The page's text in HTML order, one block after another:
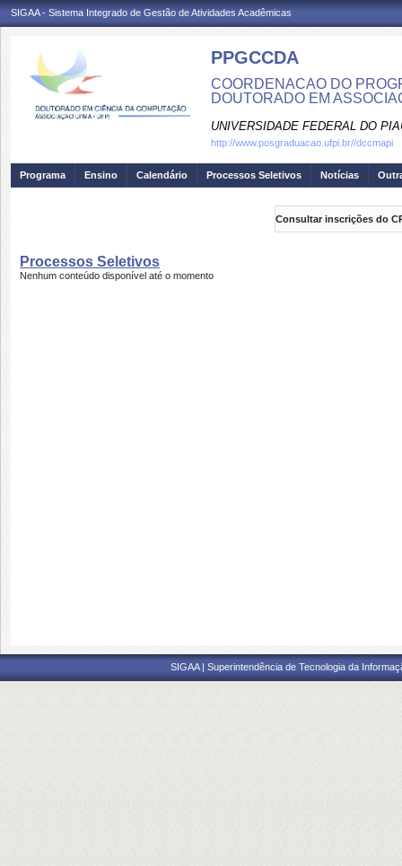
SIGAA - Sistema Integrado de Gestão de Atividades Acadêmicas
PPGCCDA
COORDENACAO DO
DOUTORADO EM
UNIVERSIDADE FEDERAL DO
http://www.posgraduacao.ufpi.br//dccmapi
Programa Ensino Calendário Processos Seletivos Notícias
Consultar inscrições do
Processos Seletivos
Nenhum conteúdo disponível até o momento
SIGAA | Superintendência de Tecnologia da